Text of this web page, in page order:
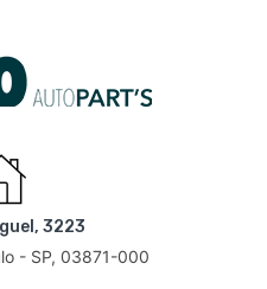
3223
- SP, 03871-000